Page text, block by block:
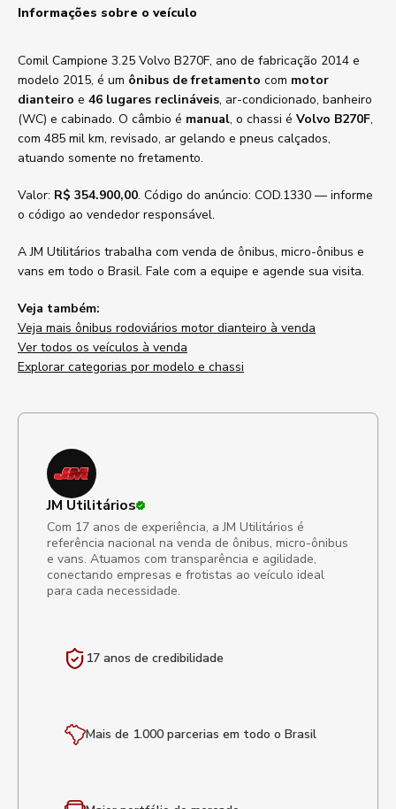
Informações sobre o veículo
Comil Campione 3.25 Volvo B270F, ano de fabricação 2014 e
modelo 2015, é um ônibus de fretamento com motor
dianteiro e 46 lugares reclináveis, ar-condicionado, banheiro
(WC) e cabinado. O câmbio é manual, o chassi é Volvo B270F,
com 485 mil km, revisado, ar gelando e pneus calçados,
atuando somente no fretamento.
Valor: R$ 354.900,00. Código do anúncio: COD.1330 — informe
o código ao vendedor responsável.
A JM Utilitários trabalha com venda de ônibus, micro-ônibus e
vans em todo o Brasil. Fale com a equipe e agende sua visita.
Veja também:
Veja mais ônibus rodoviários motor dianteiro à venda
Ver todos os veículos à venda
Explorar categorias por modelo e chassi
JM Utilitários
Com 17 anos de experiência, a JM Utilitários é
referência nacional na venda de ônibus, micro-ônibus
e vans. Atuamos com transparência e agilidade,
conectando empresas e frotistas ao veículo ideal
para cada necessidade.
17 anos de credibilidade
Mais de 1.000 parcerias em todo o Brasil